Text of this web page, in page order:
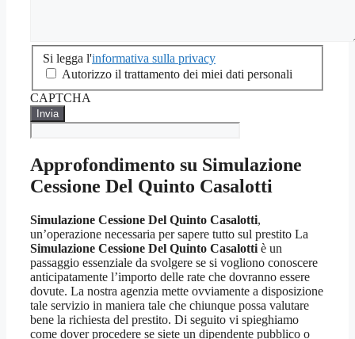
Si
legga
sulla
privacy
Si legga l'informativa sulla privacy
Autorizzo il trattamento dei miei dati personali
CAPTCHA
Approfondimento su Simulazione
Cessione Del Quinto Casalotti
Simulazione Cessione Del Quinto Casalotti,
un’operazione necessaria per sapere tutto sul prestito La
Simulazione Cessione Del Quinto Casalotti è un
passaggio essenziale da svolgere se si vogliono conoscere
anticipatamente l’importo delle rate che dovranno essere
dovute. La nostra agenzia mette ovviamente a disposizione
tale servizio in maniera tale che chiunque possa valutare
bene la richiesta del prestito. Di seguito vi spieghiamo
come dover procedere se siete un dipendente pubblico o